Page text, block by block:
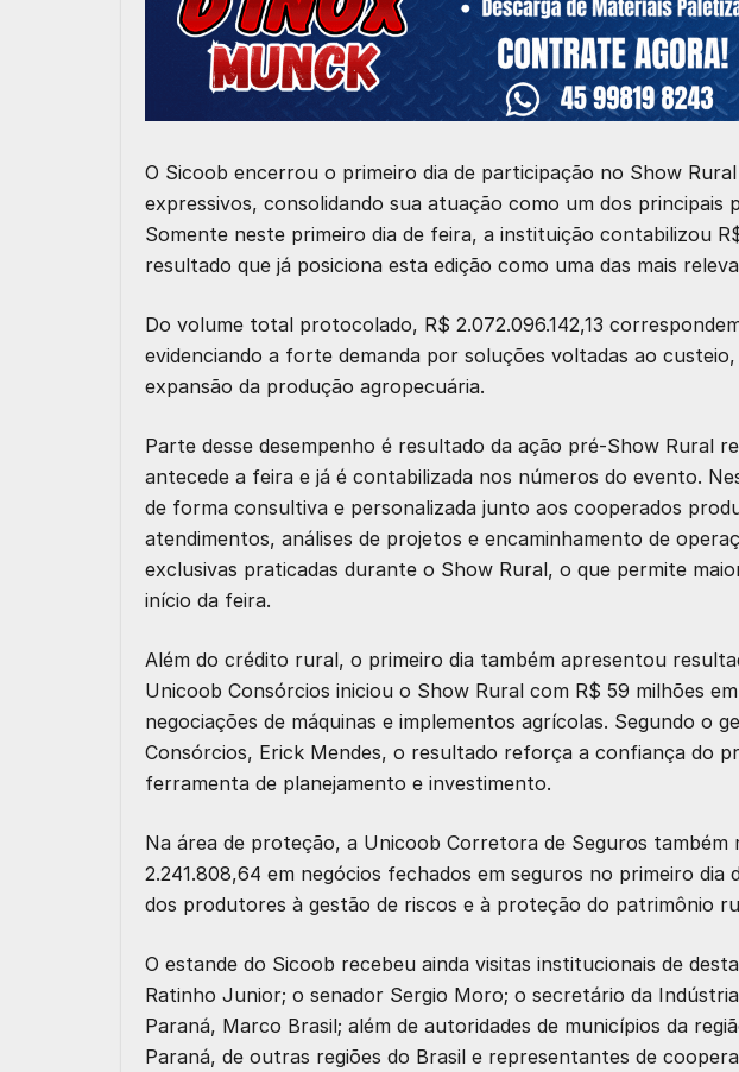
O Sicoob encerrou o primeiro dia de participação no Show
expressivos, consolidando sua atuação como um dos principais
Somente neste primeiro dia de feira, a instituição contabilizou
resultado que já posiciona esta edição como uma das mais
Do volume total protocolado, R$ 2.072.096.142,13
evidenciando a forte demanda por soluções voltadas ao
expansão da produção agropecuária.
Parte desse desempenho é resultado da ação pré-Show Rural
antecede a feira e já é contabilizada nos números do evento.
de forma consultiva e personalizada junto aos cooperados
atendimentos, análises de projetos e encaminhamento de
exclusivas praticadas durante o Show Rural, o que permite
início da feira.
Além do crédito rural, o primeiro dia também apresentou
Unicoob Consórcios iniciou o Show Rural com R$ 59 milhões
negociações de máquinas e implementos agrícolas. Segundo o
Consórcios, Erick Mendes, o resultado reforça a confiança do
ferramenta de planejamento e investimento.
Na área de proteção, a Unicoob Corretora de Seguros também
2.241.808,64 em negócios fechados em seguros no primeiro dia
dos produtores à gestão de riscos e à proteção do patrimônio
O estande do Sicoob recebeu ainda visitas institucionais de
Ratinho Junior; o senador Sergio Moro; o secretário da
Paraná, Marco Brasil; além de autoridades de municípios da
Paraná, de outras regiões do Brasil e representantes de